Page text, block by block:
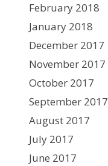
February 2018
January 2018
December 2017
November 2017
October 2017
September 2017
August 2017
July 2017
June 2017